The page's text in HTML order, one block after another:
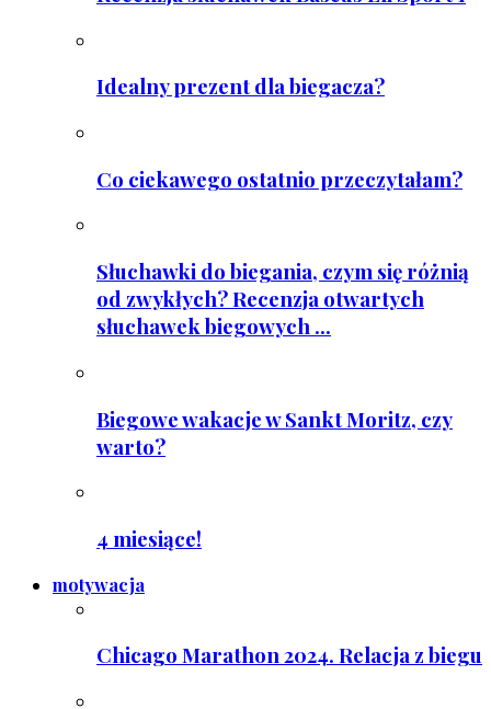
Idealny prezent dla biegacza?
Co ciekawego ostatnio przeczytałam?
Słuchawki do biegania, czym się różnią
od zwykłych? Recenzja otwartych
słuchawek biegowych ...
Biegowe wakacje w Sankt Moritz, czy
warto?
4 miesiące!
motywacja
Chicago Marathon 2024. Relacja z biegu